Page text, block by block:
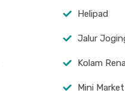
Helipad
Jalur
Kolam
Mini Market